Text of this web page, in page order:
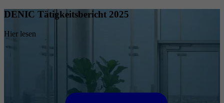
DENIC Tätigkeitsbericht 2025
Hier lesen